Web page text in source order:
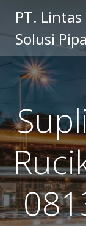
PT.
Solusi